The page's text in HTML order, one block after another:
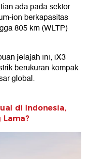
ada pada sektor
ion berkapasitas
805 km (WLTP)
jelajah ini, iX3
berukuran kompak
global.
di Indonesia,
Lama?